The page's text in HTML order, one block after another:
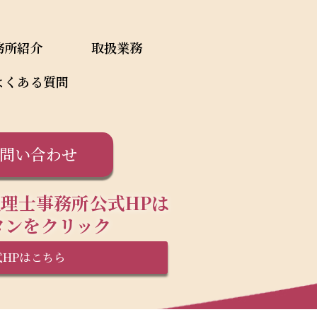
所紹介
取扱業務
くある質問
い合わせ
士事務所公式HPは
をクリック
HPはこちら